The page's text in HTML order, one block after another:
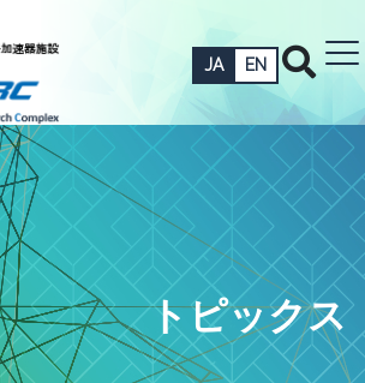
JA EN
トピックス